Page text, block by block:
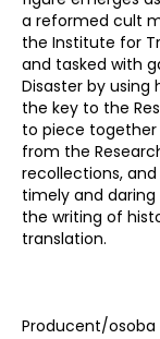
a reformed cult
the Institute for
and tasked with
Disaster by using
the key to the
to piece together
from the
recollections,
timely and
the writing of
translation.
Producent/osoba